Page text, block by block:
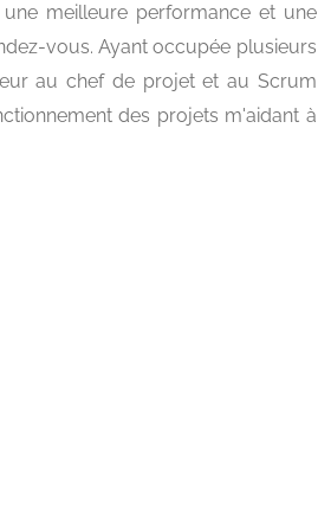
meilleure performance et une
vous. Ayant occupée plusieurs
au chef de projet et au Scrum
des projets m'aidant à